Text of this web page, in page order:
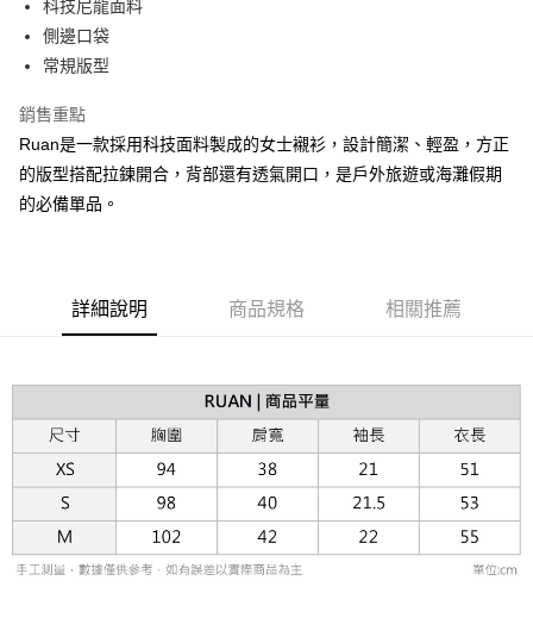
華南商業銀行
上海商業儲蓄銀行
國泰世華商業銀行
匯豐（台灣）商業銀行
聯邦商業銀行
遠東國際商業銀行
元大商業銀行
永豐商業銀行
台新國際商業銀行
Apple Pay
悠遊付
全盈+PAY
AFTEE先享後付
便利好安心！
１．簡單：不需註冊會員、不需綁卡、不需儲值。
【「AFTEE先享後付」結帳流程】
１．於結帳方式選擇「AFTEE先享後付」後，將跳轉至「AFTEE先享後付」
結帳頁面，進行簡訊認證並確認金額後，即可完成結帳。
２．訂單成立數日內，您將收到繳費通知簡訊。
３．收到繳費通知簡訊後14天內，點擊此簡訊中的連結，可透過四大超商／
ATM／網路銀行／等多元方式進行付款，方視為交易完成。
※ 請注意：結帳手續完成當下不需立刻繳費，但若您需要取消訂單，請聯絡
購買商品的店家。未經商家同意取消之訂單仍視為有效，需透過AFTEE先享
黑貓宅急便配送到府
每筆NT$120，滿NT$3,000(含以上)免運費
科技尼龍面料
側邊口袋
常規版型
銷售重點
Ruan是一款採用科技面料製成的女士襯衫，設計簡潔、輕盈，方正
的版型搭配拉鍊開合，背部還有透氣開口，是戶外旅遊或海灘假期
的必備單品。
詳細說明 商品規格 相關推薦